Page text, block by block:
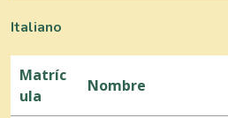
Italiano
Matríc
ula
Nombre